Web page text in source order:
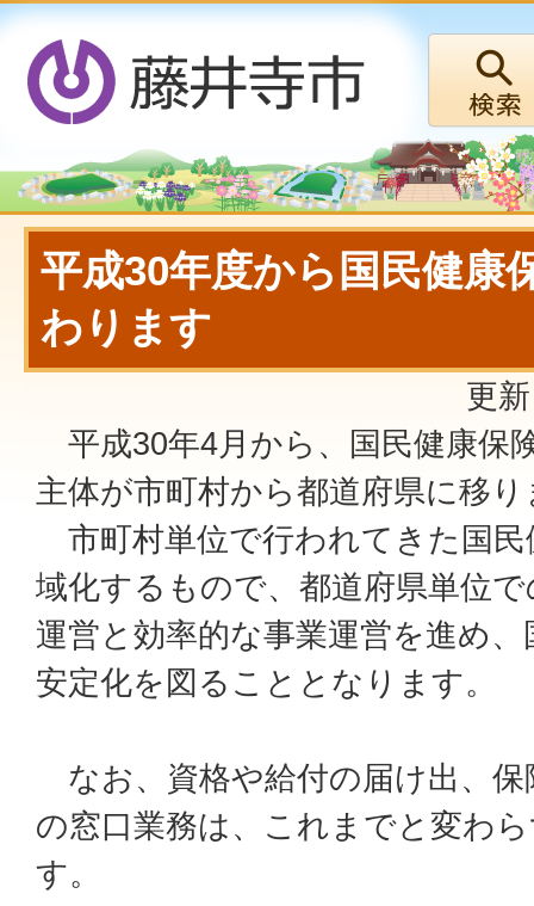
平成30年度から国民健康
わります
更
平成30年4月から、国民健康保
主体が市町村から都道府県に移
市町村単位で行われてきた国民
域化するもので、都道府県単位
運営と効率的な事業運営を進め
安定化を図ることとなります。
なお、資格や給付の届け出、
の窓口業務は、これまでと変わ
す。